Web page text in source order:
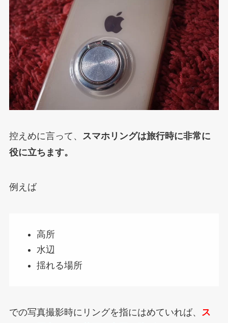
控えめに言って、 スマホリングは旅行時に非常に
役に立ちます。
例えば
高所
水辺
揺れる場所
での写真撮影時にリングを指にはめていれば、 ス